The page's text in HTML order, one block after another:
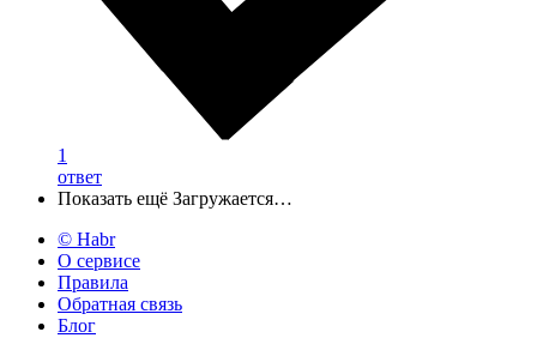
1
ответ
Показать ещё Загружается…
© Habr
О сервисе
Правила
Обратная связь
Блог